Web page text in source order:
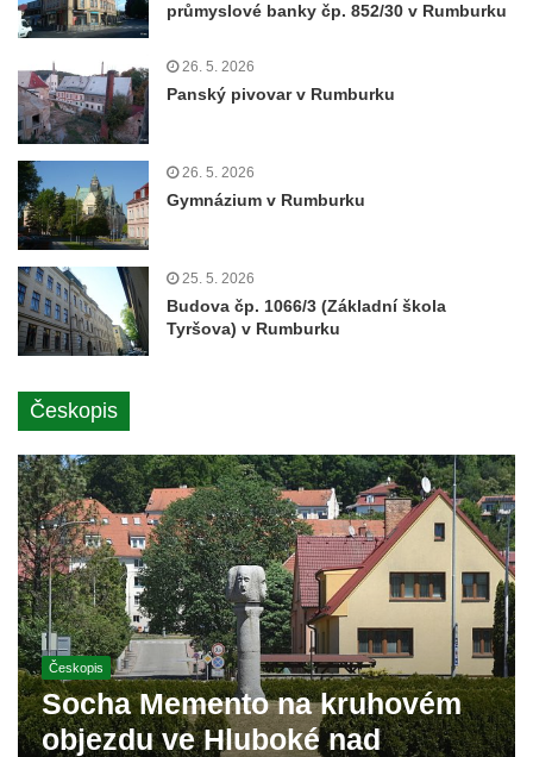
průmyslové banky čp. 852/30 v Rumburku
26. 5. 2026
Panský pivovar v Rumburku
26. 5. 2026
Gymnázium v Rumburku
25. 5. 2026
Budova čp. 1066/3 (Základní škola
Tyršova) v Rumburku
Českopis
Českopis
Socha Memento na kruhovém
objezdu ve Hluboké nad